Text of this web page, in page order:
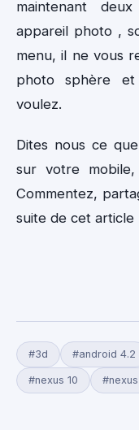
maintenant
appareil photo ,
menu, il ne vous
photo sphère
voulez.
Dites nous ce
sur votre
Commentez,
suite de cet article
#3d #android 4.2
#nexus 10